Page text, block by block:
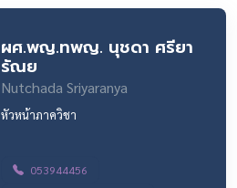
ผศ.พญ.ทพญ. นุชดา ศรียา
รัณย
Nutchada Sriyaranya
หัวหน้าภาควิชา
053944456